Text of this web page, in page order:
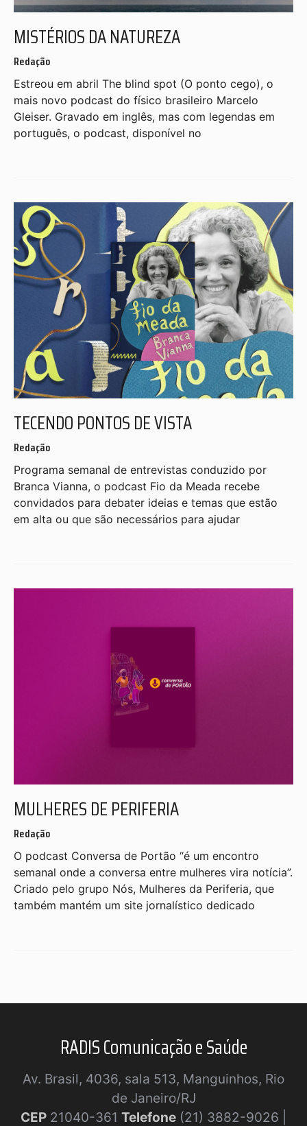
MISTÉRIOS DA NATUREZA
Redação
Estreou em abril The blind spot (O ponto cego), o
mais novo podcast do físico brasileiro Marcelo
Gleiser. Gravado em inglês, mas com legendas em
português, o podcast, disponível no
TECENDO PONTOS DE VISTA
Redação
Programa semanal de entrevistas conduzido por
Branca Vianna, o podcast Fio da Meada recebe
convidados para debater ideias e temas que estão
em alta ou que são necessários para ajudar
MULHERES DE PERIFERIA
Redação
O podcast Conversa de Portão “é um encontro
semanal onde a conversa entre mulheres vira notícia”.
Criado pelo grupo Nós, Mulheres da Periferia, que
também mantém um site jornalístico dedicado
RADIS Comunicação e Saúde
Av. Brasil, 4036, sala 513, Manguinhos, Rio
de Janeiro/RJ
CEP 21040-361 Telefone (21) 3882-9026 |